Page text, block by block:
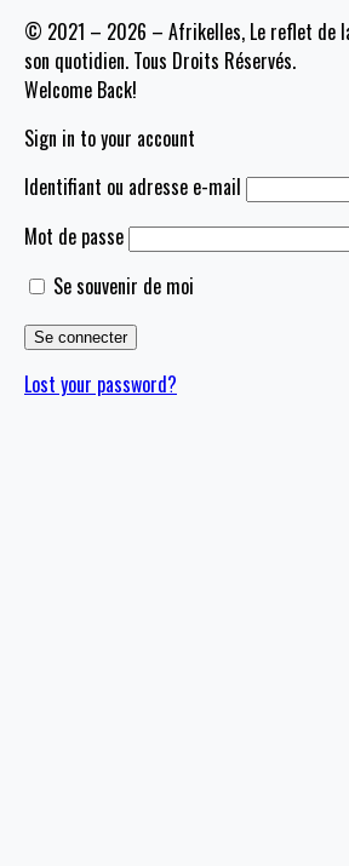
© 2021 – 2026 – Afrikelles, Le reflet de
son quotidien. Tous Droits Réservés.
Welcome Back!
Sign in to your account
Identifiant ou adresse e-mail
Mot de passe
Se souvenir de moi
Lost your password?